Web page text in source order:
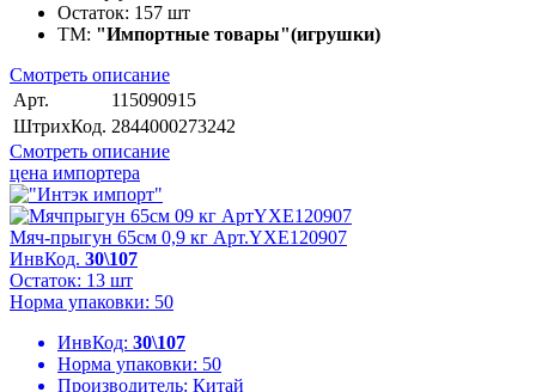
Остаток: 157 шт
ТМ: "Импортные товары"(игрушки)
Смотреть описание
Арт.
115090915
ШтрихКод. 2844000273242
Смотреть описание
цена импортера
Мяч-прыгун 65см 0,9 кг Арт.YXE120907
ИнвКод. 30\107
Остаток: 13 шт
Норма упаковки: 50
ИнвКод: 30\107
Норма упаковки: 50
Производитель: Китай